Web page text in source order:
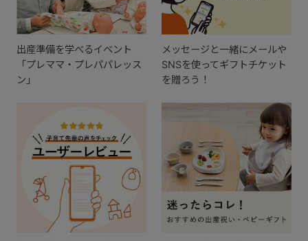
出産準備を学べるイベント
「プレママ・プレパパレッス
ン」
メッセージと一緒にメールや
SNSを使ってギフトチケット
を贈ろう！